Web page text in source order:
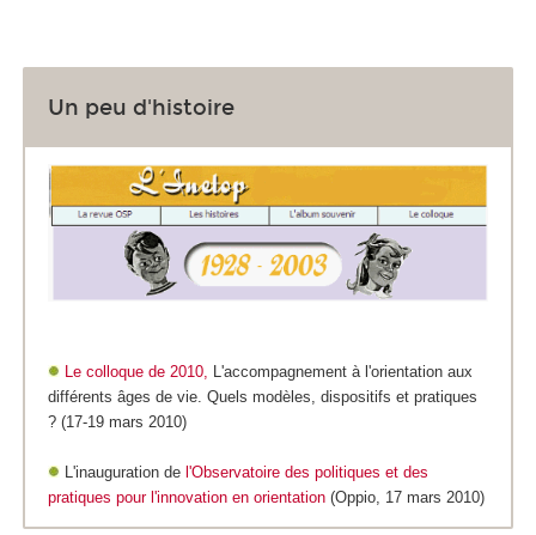
Un peu d'histoire
Le colloque de 2010,
L'accompagnement à l'orientation aux
différents âges de vie. Quels modèles, dispositifs et pratiques
? (17-19 mars 2010)
L'inauguration de l'Observatoire des politiques et des
pratiques pour l'innovation en orientation (Oppio, 17 mars 2010)